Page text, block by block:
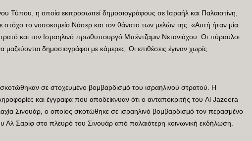
Τύπου, η οποία εκπροσωπεί δημοσιογράφους σε Ισραήλ και Παλαιστίνη,
το νοσοκομείο Νάσερ και τον θάνατο των μελών της. «Αυτή ήταν μία
και τον Ισραηλινό πρωθυπουργό Μπέντζαμιν Νετανιάχου. Οι πύραυλοι
δημοσιογράφοι με κάμερες. Οι επιθέσεις έγιναν χωρίς
σε στοχευμένο βομβαρδισμό του ισραηλινού στρατού. Η
και έγγραφα που αποδείκνυαν ότι ο ανταποκριτής του Al Jazeera
Σινουάρ, ο οποίος σκοτώθηκε σε ισραηλινό βομβαρδισμό τον περασμένο
Αλ Σαρίφ στο πλευρό του Σινουάρ από παλαιότερη κοινωνική εκδήλωση.